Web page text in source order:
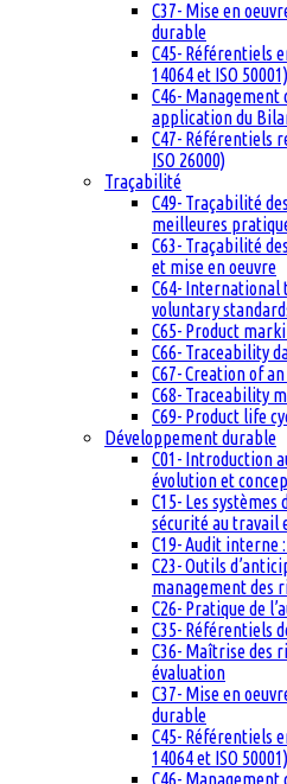
C37- Mise en
durable
C45- Référentiels
14064 et ISO 50001)
C46- Management
application du
C47- Référentiels
ISO 26000)
Traçabilité
C49- Traçabilité
meilleures
C63- Traçabilité
et mise en oeuvre
C64- International
voluntary
C65- Product
C66- Traceability
C67- Creation of
C68- Traceability
C69- Product life
Développement durable
C01- Introduction
évolution et
C15- Les
sécurité au travail
C19- Audit
C23- Outils
management des
C26- Pratique de
C35- Référentiels
C36- Maîtrise des
évaluation
C37- Mise en
durable
C45- Référentiels
14064 et ISO 50001)
C46- Management